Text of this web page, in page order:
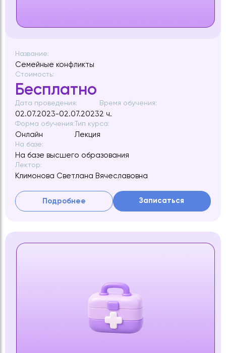
Название:
Семейные конфликты
Стоимость:
Бесплатно
Дата проведения:
02.07.2023-02.07.2023
Время обучения:
2 ч.
Форма обучения:
Онлайн
Тип курса:
Лекция
На базе:
На базе высшего образования
Лектор:
Климонова Светлана Вячеславовна
Подробнее Записаться